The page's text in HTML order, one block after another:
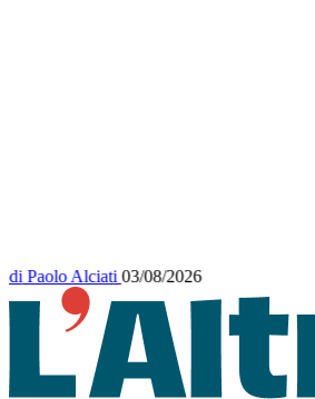
diPaolo Alciati 03/08/2026